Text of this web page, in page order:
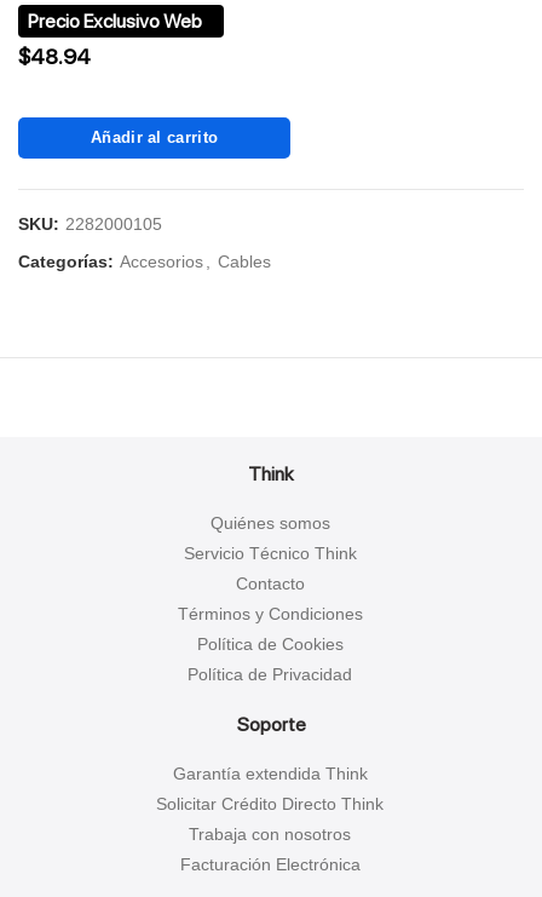
$48.94
Añadir al carrito
SKU: 2282000105
Categorías: Accesorios Cables
Think
Quiénes somos
Servicio Técnico Think
Contacto
Términos y Condiciones
Política de Cookies
Política de Privacidad
Soporte
Garantía extendida Think
Solicitar Crédito Directo Think
Trabaja con nosotros
Facturación Electrónica